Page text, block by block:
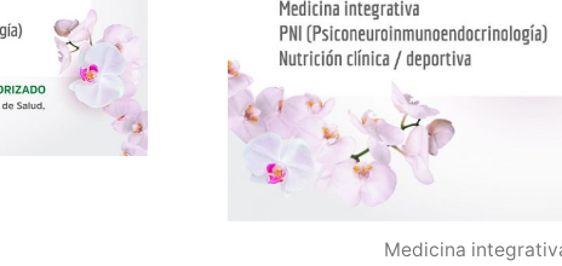
Medicina